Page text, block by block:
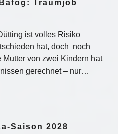
Traumjob
ist volles Risiko
hat, doch noch
von zwei Kindern hat
gerechnet – nur…
Saison 2028